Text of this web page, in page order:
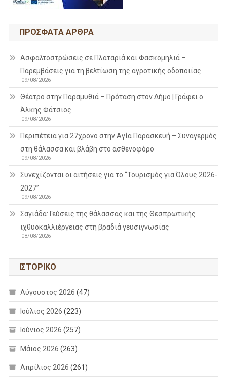
ΠΡΌΣΦΑΤΑ ΆΡΘΡΑ
Ασφαλτοστρώσεις σε Πλαταριά και Φασκομηλιά –
Παρεμβάσεις για τη βελτίωση της αγροτικής οδοποιίας
09/08/2026
Θέατρο στην Παραμυθιά – Πρόταση στον Δήμο | Γράφει ο
Άλκης Φάτσιος
09/08/2026
Περιπέτεια για 27χρονο στην Αγία Παρασκευή – Συναγερμός
στη θάλασσα και βλάβη στο ασθενοφόρο
09/08/2026
Συνεχίζονται οι αιτήσεις για το “Τουρισμός για Όλους 2026-
2027”
09/08/2026
Σαγιάδα: Γεύσεις της θάλασσας και της Θεσπρωτικής
ιχθυοκαλλιέργειας στη βραδιά γευσιγνωσίας
08/08/2026
ΙΣΤΟΡΙΚΌ
Αύγουστος 2026 (47)
Ιούλιος 2026 (223)
Ιούνιος 2026 (257)
Μάιος 2026 (263)
Απρίλιος 2026 (261)